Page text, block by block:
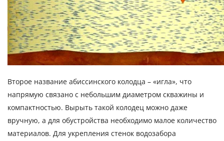
Второе название абиссинского колодца – «игла», что
напрямую связано с небольшим диаметром скважины и
компактностью. Вырыть такой колодец можно даже
вручную, а для обустройства необходимо малое количество
материалов. Для укрепления стенок водозабора